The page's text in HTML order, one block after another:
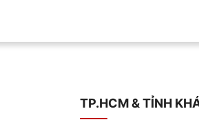
TP.HCM & TỈNH